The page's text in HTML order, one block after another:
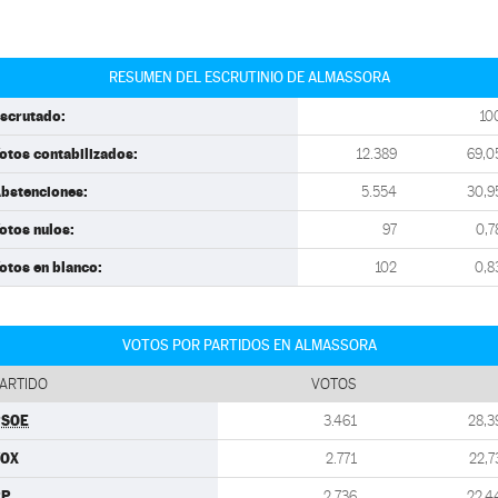
RESUMEN DEL ESCRUTINIO DE ALMASSORA
contabilizados: 12.389
5.554
nulos: 97
en blanco: 102
VOTOS POR PARTIDOS EN ALMASSORA
VOTOS
3.461
2.771